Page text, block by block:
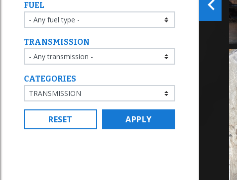
FUEL
TRANSMISSION
CATEGORIES
RESET APPLY